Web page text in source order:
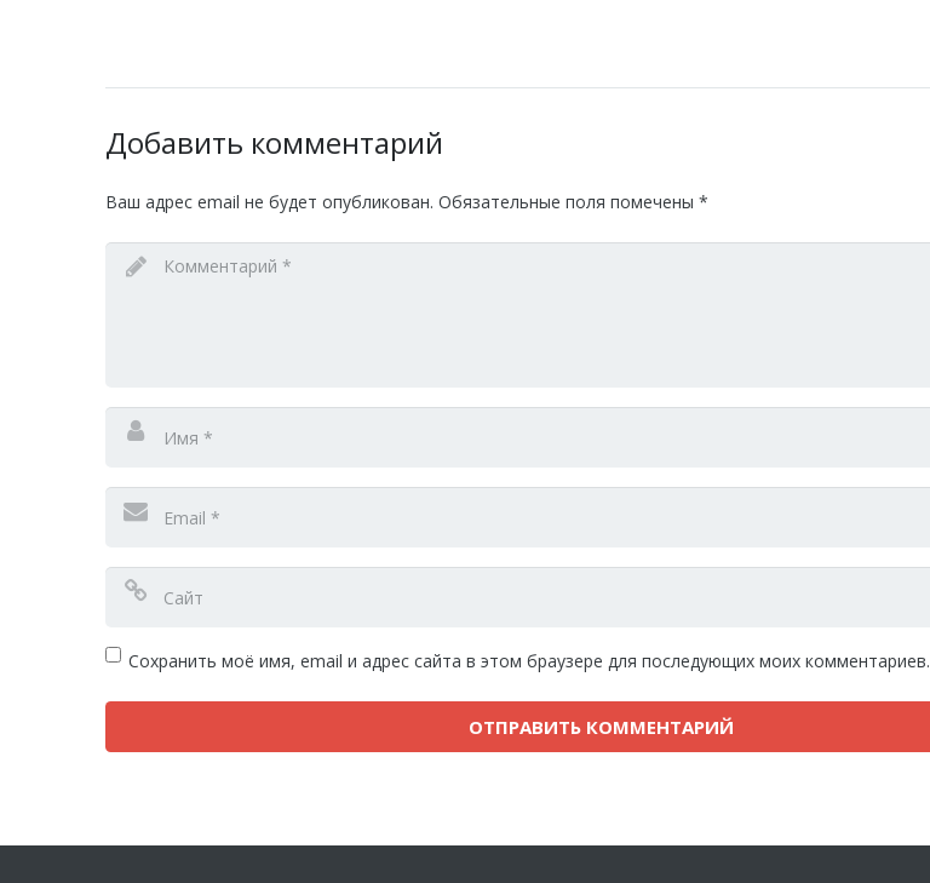
Добавить комментарий
Ваш адрес email не будет опубликован. Обязательные поля помечены *
Сохранить моё имя, email и адрес сайта в этом браузере для последующих моих комментариев.